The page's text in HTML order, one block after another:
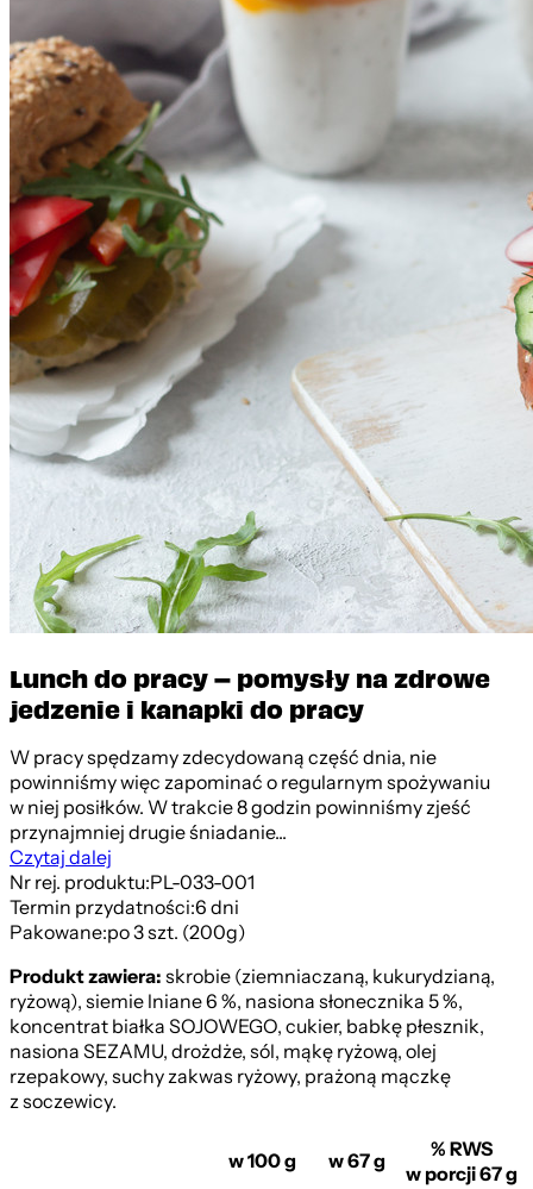
Lunch do pracy – pomysły na zdrowe
jedzenie i kanapki do pracy
W pracy spędzamy zdecydowaną część dnia, nie
powinniśmy więc zapominać o regularnym spożywaniu
w niej posiłków. W trakcie 8 godzin powinniśmy zjeść
przynajmniej drugie śniadanie...
Czytaj dalej
Nr rej. produktu:PL-033-001
Termin przydatności:6 dni
Pakowane:po 3 szt. (200g)
Produkt zawiera:skrobie (ziemniaczaną, kukurydzianą,
ryżową), siemie lniane 6 %, nasiona słonecznika 5 %,
koncentrat białka SOJOWEGO, cukier, babkę płesznik,
nasiona SEZAMU, drożdże, sól, mąkę ryżową, olej
rzepakowy, suchy zakwas ryżowy, prażoną mączkę
z soczewicy.
w 100 g w 67 g
% RWS
w porcji 67 g